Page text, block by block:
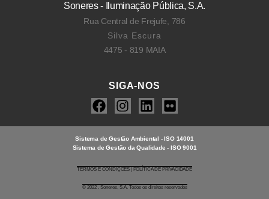
Soneres - Iluminação Pública, S.A.
Rua Central de Frejufe, 786
Silva Escura
4475 - 819 MAIA
SIGA-NOS
Sistema de Gestão Ambiental - ISO 14001
Sistema de Gestão da Qualidade - ISO 9001
TERMOS E CONDIÇÕES | POLÍTICA DE PRIVACIDADE
© 2022 . Soneres, S.A. Todos os direitos reservados